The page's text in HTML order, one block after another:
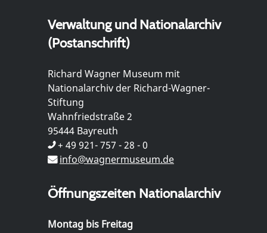
Verwaltung und Nationalarchiv
(Postanschrift)
Richard Wagner Museum mit
Nationalarchiv der Richard-Wagner-
Stiftung
Wahnfriedstraße 2
95444 Bayreuth
+ 49 921- 757 - 28 - 0
info@wagnermuseum.de
Öffnungszeiten Nationalarchiv
Montag bis Freitag